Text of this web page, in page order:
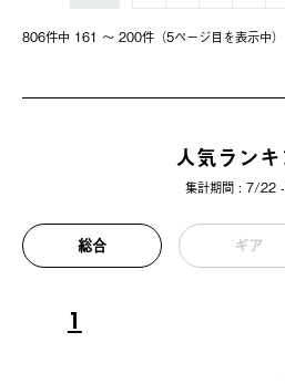
806件中 161 〜 200件（5ページ⽬を表⽰中）
人気ラン
集計期間 : 7/22
総合 ギア
1